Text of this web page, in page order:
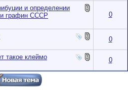
и определении
и графин СССР
0
0
такое клеймо 0